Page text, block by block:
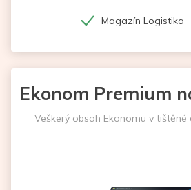
Magazín Logistika
Ekonom Premium
Veškerý obsah Ekonomu v